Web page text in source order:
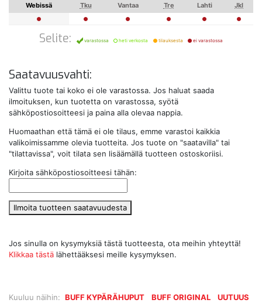
Kuuluu näihin: BUFF KYPÄRÄHUPUT BUFF ORIGINAL
UUTUUS
Webissä Tku Vantaa Tre Lahti Jkl
Selite: varastossa heti verkosta tilauksesta ei varastossa
Saatavuusvahti:
Valittu tuote tai koko ei ole varastossa. Jos haluat saada
ilmoituksen, kun tuotetta on varastossa, syötä
sähköpostiosoitteesi ja paina alla olevaa nappia.
Huomaathan että tämä ei ole tilaus, emme varastoi kaikkia
valikoimissamme olevia tuotteita. Jos tuote on "saatavilla" tai
"tilattavissa", voit tilata sen lisäämällä tuotteen ostoskoriisi.
Kirjoita sähköpostiosoitteesi tähän:
Ilmoita tuotteen saatavuudesta
Jos sinulla on kysymyksiä tästä tuotteesta, ota meihin yhteyttä!
Klikkaa tästä lähettääksesi meille kysymyksen.